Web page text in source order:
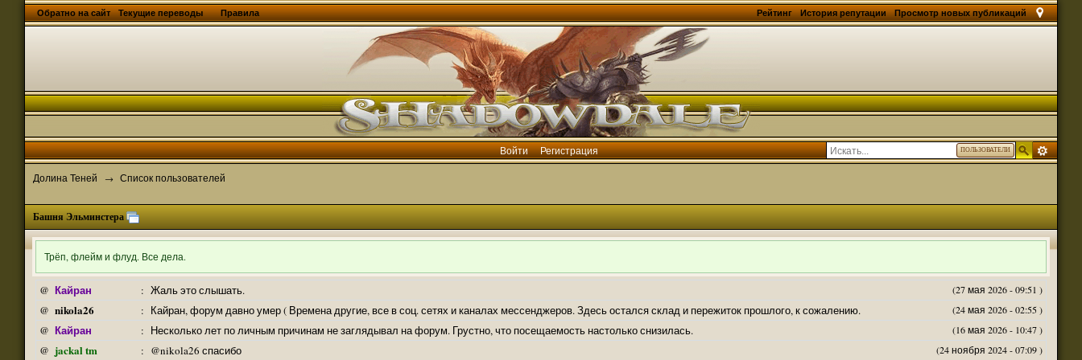
Просмотр новых публикаций
Обратно на сайт Текущие переводы История репутации
Рейтинг
Правила
ПОЛЬЗОВАТЕЛИ
Войти Регистрация
Долина Теней → Список пользователей
Башня Эльминстера
Трёп, флейм и флуд. Все дела.
@ Кайран : (27 мая 2026 - 09:51 )
Жаль это слышать.
@ nikola26 : (24 мая 2026 - 02:55 )
Кайран, форум давно умер ( Времена другие, все в соц. сетях и каналах мессенджеров. Здесь остался склад и пережиток прошлого, к сожалению.
@ Кайран : (16 мая 2026 - 10:47 )
Несколько лет по личным причинам не заглядывал на форум. Грустно, что посещаемость настолько снизилась.
@ jackal tm : (24 ноября 2024 - 07:09 )
@nikola26 спасибо